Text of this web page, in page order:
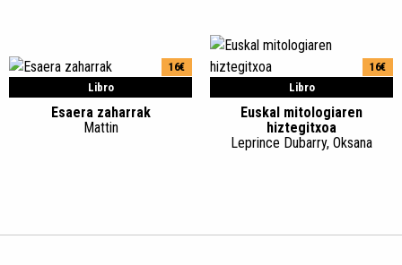
Libro
16€
Esaera zaharrak
Mattin
Libro
16€
Euskal mitologiaren
hiztegitxoa
Leprince Dubarry, Oksana